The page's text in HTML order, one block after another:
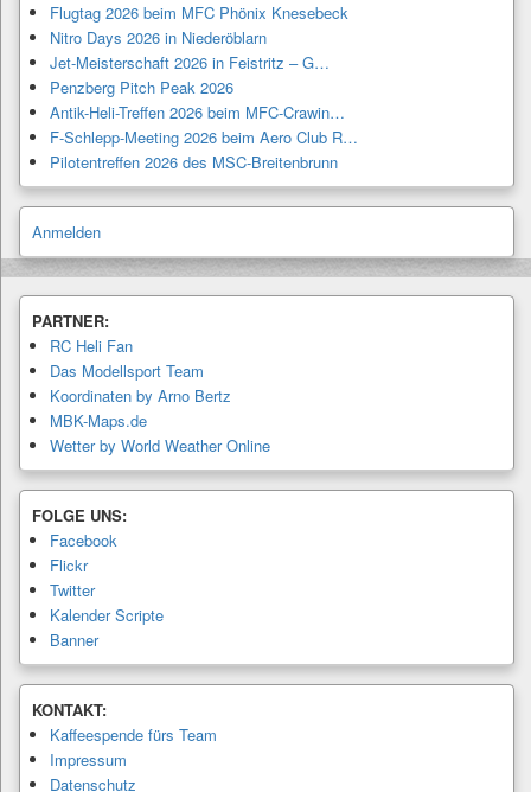
Flugtag 2026 beim MFC Phönix Knesebeck
Nitro Days 2026 in Niederöblarn
Jet-Meisterschaft 2026 in Feistritz – G…
Penzberg Pitch Peak 2026
Antik-Heli-Treffen 2026 beim MFC-Crawin…
F-Schlepp-Meeting 2026 beim Aero Club R…
Pilotentreffen 2026 des MSC-Breitenbrunn
Anmelden
PARTNER:
RC Heli Fan
Das Modellsport Team
Koordinaten by Arno Bertz
MBK-Maps.de
Wetter by World Weather Online
FOLGE UNS:
Facebook
Flickr
Twitter
Kalender Scripte
Banner
KONTAKT:
Kaffeespende fürs Team
Impressum
Datenschutz